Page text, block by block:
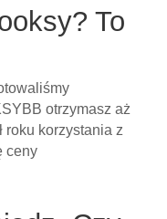
To
otrzymasz aż
roku korzystania z
ceny